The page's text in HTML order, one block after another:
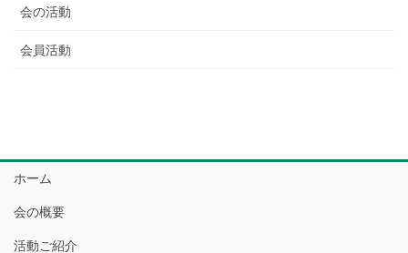
会の活動
会員活動
ホーム
会の概要
活動ご紹介